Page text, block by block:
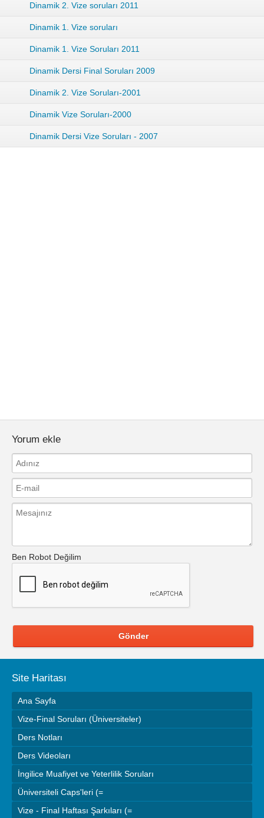
Dinamik 2. Vize soruları 2011
Dinamik 1. Vize soruları
Dinamik 1. Vize Soruları 2011
Dinamik Dersi Final Soruları 2009
Dinamik 2. Vize Soruları-2001
Dinamik Vize Soruları-2000
Dinamik Dersi Vize Soruları - 2007
Yorum ekle
Ben Robot Değilim
Gönder
Site Haritası
Ana Sayfa
Vize-Final Soruları (Üniversiteler)
Ders Notları
Ders Videoları
İngilice Muafiyet ve Yeterlilik Soruları
Üniversiteli Caps'leri (=
Vize - Final Haftası Şarkıları (=